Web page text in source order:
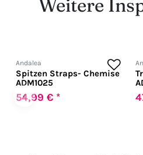
Weitere
‹
Andalea
Spitzen Straps- Chemise
ADM1025
54,99 € *